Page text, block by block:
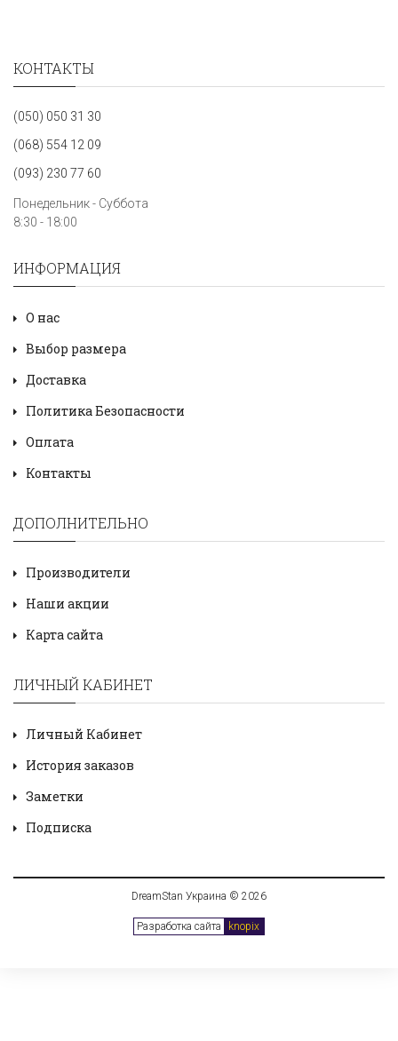
КОНТАКТЫ
(050) 050 31 30
(068) 554 12 09
(093) 230 77 60
Понедельник - Суббота
8:30 - 18:00
ИНФОРМАЦИЯ
О нас
Выбор размера
Доставка
Политика Безопасности
Оплата
Контакты
ДОПОЛНИТЕЛЬНО
Производители
Наши акции
Карта сайта
ЛИЧНЫЙ КАБИНЕТ
Личный Кабинет
История заказов
Заметки
Подписка
DreamStan Украина © 2026
Разработка сайта knopix